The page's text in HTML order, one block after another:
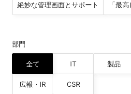
絶妙な管理画面とサポート 「最
部門
全て IT 製品
広報・IR CSR